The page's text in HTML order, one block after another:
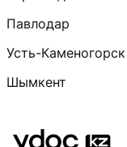
Павлодар
Усть-Каменогорск
Шымкент